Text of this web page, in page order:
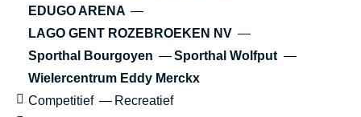
I
N
K
L
EDUGO ARENA
LAGO GENT ROZEBROEKEN NV
Sporthal Bourgoyen
Sporthal Wolfput
Wielercentrum Eddy Merckx
Sportniveau:
Competitief Recreatief